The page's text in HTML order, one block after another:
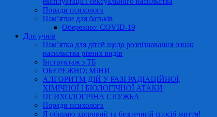
Поради психолога
Пам’ятки для батьків
Обережно: COVID-19
Для учнів
Пам’ятка для дітей щодо розпізнавання ознак
насильства різних видів
Інструктаж з ТБ
ОБЕРЕЖНО: МІНИ
АЛГОРИТМ ДІЙ У РАЗІ РАДІАЦІЙНОЇ,
ХІМІЧНОЇ І БІОЛОГІЧНОЇ АТАКИ
ПСИХОЛОГІЧНА СЛУЖБА
Поради психолога
Я обираю здоровий та безпечний спосіб життя!